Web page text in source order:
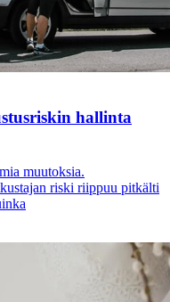
hallinta
muutoksia.
riski riippuu pitkälti